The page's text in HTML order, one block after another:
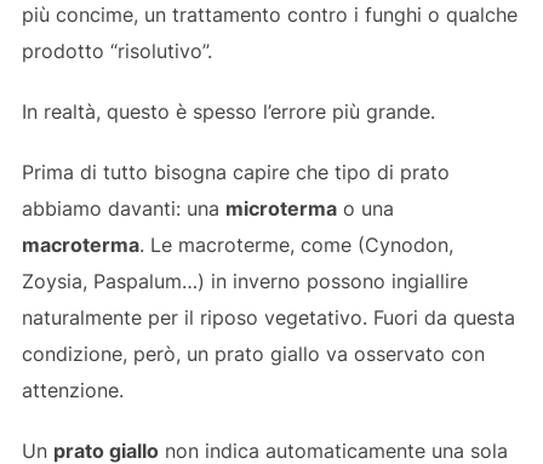
più concime, un trattamento contro i funghi o qualche
prodotto “risolutivo”.
In realtà, questo è spesso l’errore più grande.
Prima di tutto bisogna capire che tipo di prato
abbiamo davanti: una microtermao una
macroterma. Le macroterme, come (Cynodon,
Zoysia, Paspalum…) in inverno possono ingiallire
naturalmente per il riposo vegetativo. Fuori da questa
condizione, però, un prato giallo va osservato con
attenzione.
Un prato giallonon indica automaticamente una sola